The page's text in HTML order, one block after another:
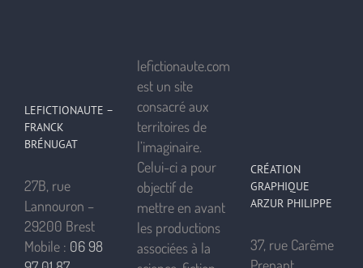
LEFICTIONAUTE –
FRANCK
BRÉNUGAT
27B, rue
Lannouron –
29200 Brest
Mobile : 06 98
lefictionaute.com
est un site
consacré aux
territoires de
l’imaginaire.
Celui-ci a pour
objectif de
mettre en avant
les productions
associées à la
CRÉATION
GRAPHIQUE
ARZUR PHILIPPE
37, rue Carême